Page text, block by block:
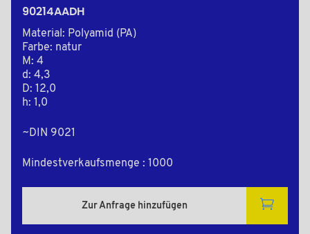
90214AADH
Material: Polyamid (PA)
Farbe: natur
M: 4
d: 4,3
D: 12,0
h: 1,0
~DIN 9021
Mindestverkaufsmenge : 1000
Zur Anfrage hinzufügen